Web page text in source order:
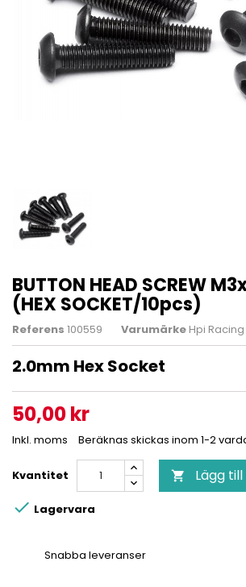
BUTTON HEAD SCREW
(HEX SOCKET/10pcs)
Referens 100559 Varumärke Hpi Racing
2.0mm Hex Socket
50,00 kr
Inkl. moms Beräknas skickas inom 1-2
Kvantitet  Lägg
 Lagervara
Snabba leveranser